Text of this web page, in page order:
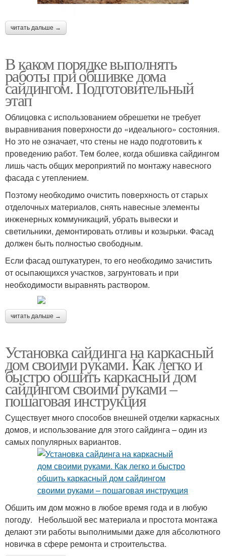
читать дальше →
В каком порядке выполнять
работы при обшивке дома
сайдингом. Подготовительный
этап
Облицовка с использованием обрешетки не требует
выравнивания поверхности до «идеального» состояния.
Но это не означает, что стены не надо подготовить к
проведению работ. Тем более, когда обшивка сайдингом
лишь часть общих мероприятий по монтажу навесного
фасада с утеплением.
Поэтому необходимо очистить поверхность от старых
отделочных материалов, снять навесные элементы
инженерных коммуникаций, убрать вывески и
светильники, демонтировать отливы и козырьки. Фасад
должен быть полностью свободным.
Если фасад оштукатурен, то его необходимо зачистить
от осыпающихся участков, загрунтовать и при
необходимости выравнять раствором.
читать дальше →
Установка сайдинга на каркасный
дом своими руками. Как легко и
быстро обшить каркасный дом
сайдингом своими руками –
пошаговая инструкция
Существует много способов внешней отделки каркасных
домов, и использование для этого сайдинга – один из
самых популярных вариантов.
Обшить им дом можно в любое время года и в любую
погоду. Небольшой вес материала и простота монтажа
делают эти работы выполнимыми даже для абсолютного
новичка в сфере ремонта и строительства.